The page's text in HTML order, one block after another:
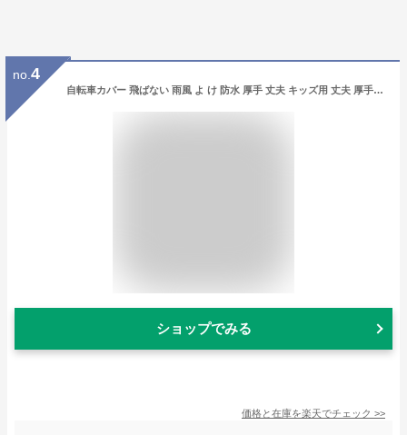
no. 4
自転車カバー 飛ばない 雨風 よ け 防水 厚手 丈夫 キッズ用 丈夫 厚手生地 300Dサイクルカバー 子供用 Sサイズ 300DCC-OKS 車体カバー（ヤ）ま
ショップでみる
価格と在庫を楽天でチェック >>